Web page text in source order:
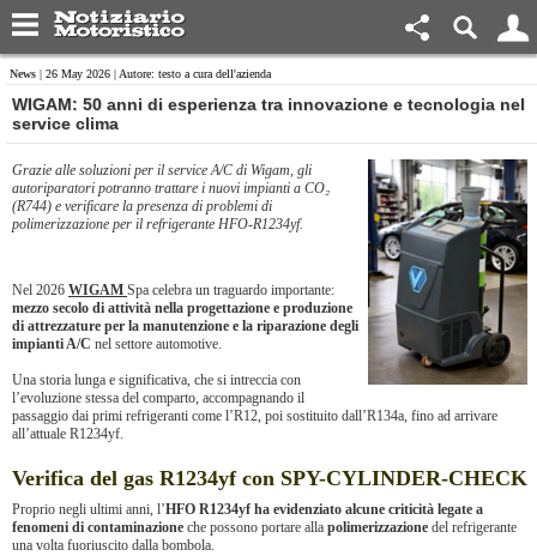
News | 26 May 2026 | Autore: testo a cura dell'azienda
WIGAM: 50 anni di esperienza tra innovazione e tecnologia nel
service clima
Grazie alle soluzioni per il service A/C di Wigam, gli
autoriparatori potranno trattare i nuovi impianti a CO₂
(R744) e verificare la presenza di problemi di
polimerizzazione per il refrigerante HFO-R1234yf.
Nel 2026 WIGAM Spa celebra un traguardo importante:
mezzo secolo di attività nella progettazione e produzione
di attrezzature per la manutenzione e la riparazione degli
impianti A/C nel settore automotive.
Una storia lunga e significativa, che si intreccia con
l’evoluzione stessa del comparto, accompagnando il
passaggio dai primi refrigeranti come l’R12, poi sostituito dall’R134a, fino ad arrivare
all’attuale R1234yf.
Verifica del gas R1234yf con SPY-CYLINDER-CHECK
Proprio negli ultimi anni, l’HFO R1234yf ha evidenziato alcune criticità legate a
fenomeni di contaminazione che possono portare alla polimerizzazione del refrigerante
una volta fuoriuscito dalla bombola.